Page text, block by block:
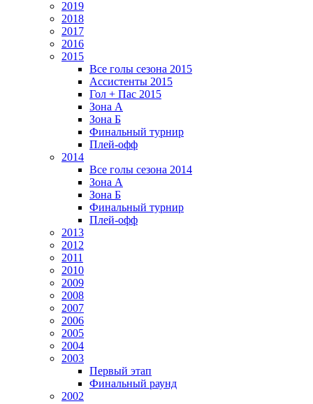
2019
2018
2017
2016
2015
Все голы сезона 2015
Ассистенты 2015
Гол + Пас 2015
Зона А
Зона Б
Финальный турнир
Плей-офф
2014
Все голы сезона 2014
Зона А
Зона Б
Финальный турнир
Плей-офф
2013
2012
2011
2010
2009
2008
2007
2006
2005
2004
2003
Первый этап
Финальный раунд
2002